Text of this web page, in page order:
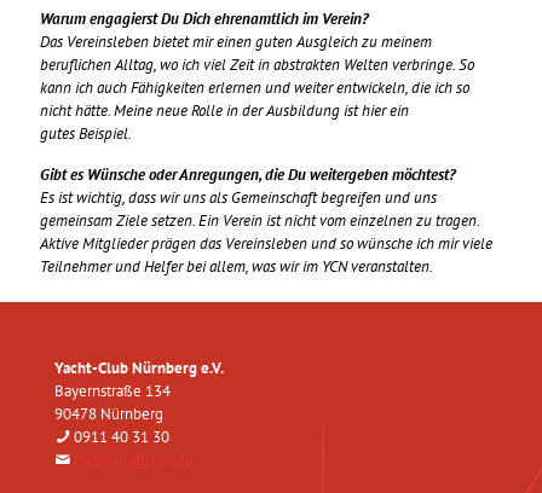
Warum engagierst Du Dich ehrenamtlich im Verein?
Das Vereinsleben bietet mir einen guten Ausgleich zu meinem
beruflichen Alltag, wo ich viel Zeit in abstrakten Welten verbringe. So
kann ich auch Fähigkeiten erlernen und weiter entwickeln, die ich so
nicht hätte. Meine neue Rolle in der Ausbildung ist hier ein
gutes Beispiel.
Gibt es Wünsche oder Anregungen, die Du weitergeben möchtest?
Es ist wichtig, dass wir uns als Gemeinschaft begreifen und uns
gemeinsam Ziele setzen. Ein Verein ist nicht vom einzelnen zu tragen.
Aktive Mitglieder prägen das Vereinsleben und so wünsche ich mir viele
Teilnehmer und Helfer bei allem, was wir im YCN veranstalten.
Yacht-Club Nürnberg e.V.
Bayernstraße 134
90478 Nürnberg
0911 40 31 30
clubhaus@ycn.de